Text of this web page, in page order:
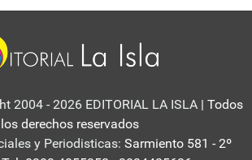
2004 - 2026 EDITORIAL LA ISLA | Todos
los derechos reservados
y Periodisticas: Sarmiento 581 - 2º